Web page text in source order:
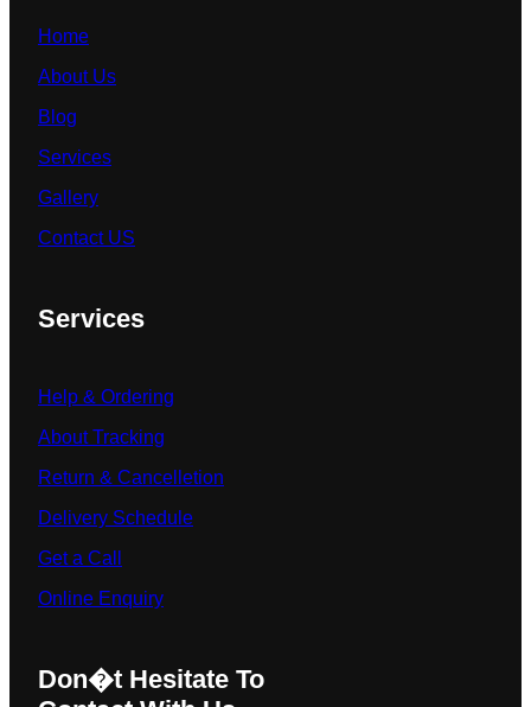
Home
About Us
Blog
Services
Gallery
Contact US
Services
Help & Ordering
About Tracking
Return & Cancelletion
Delivery Schedule
Get a Call
Online Enquiry
Don�t Hesitate To